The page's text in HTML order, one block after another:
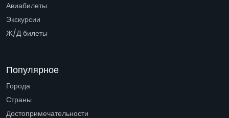
Авиабилеты
Экскурсии
Ж/Д билеты
Популярное
Города
Страны
Достопримечательности